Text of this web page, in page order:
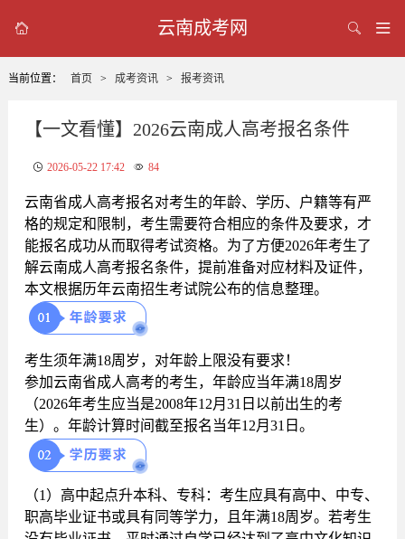
 云南成考网  
当前位置： 首页 > 成考资讯 > 报考资讯
【一文看懂】2026云南成人高考报名条件
2026-05-22 17:42 84
云南省成人高考报名对考生的年龄、学历、户籍等有严
格的规定和限制，考生需要符合相应的条件及要求，才
能报名成功从而取得考试资格。为了方便2026年考生了
解云南成人高考报名条件，提前准备对应材料及证件，
本文根据历年云南招生考试院公布的信息整理。
考生须年满18周岁，对年龄上限没有要求！
参加云南省成人高考的考生，年龄应当年满18周岁
（2026年考生应当是2008年12月31日以前出生的考
生）。年龄计算时间截至报名当年12月31日。
（1）高中起点升本科、专科：考生应具有高中、中专、
职高毕业证书或具有同等学力，且年满18周岁。若考生